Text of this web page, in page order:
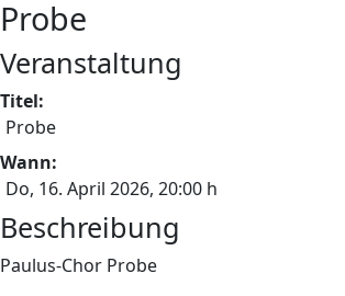
Probe
Veranstaltung
Titel:
Probe
Wann:
Do, 16. April 2026, 20:00 h
Beschreibung
Paulus-Chor Probe